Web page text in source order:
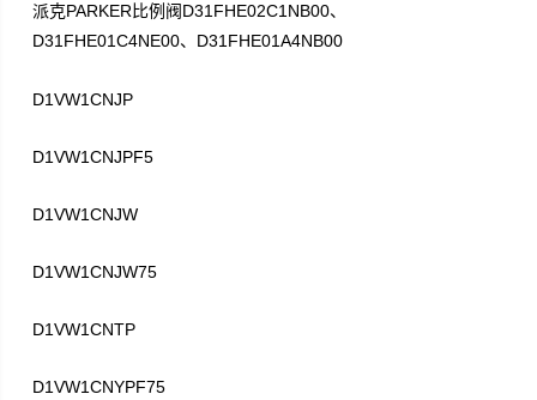
派克PARKER 比例阀 D31FHE02C1NB00、
D31FHE01C4NE00、 D31FHE01A4NB00
D1VW1CNJP
D1VW1CNJPF5
D1VW1CNJW
D1VW1CNJW75
D1VW1CNTP
D1VW1CNYPF75